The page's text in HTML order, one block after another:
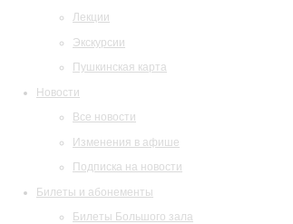
Лекции
Экскурсии
Пушкинская карта
Новости
Все новости
Изменения в афише
Подписка на новости
Билеты и абонементы
Билеты Большого зала